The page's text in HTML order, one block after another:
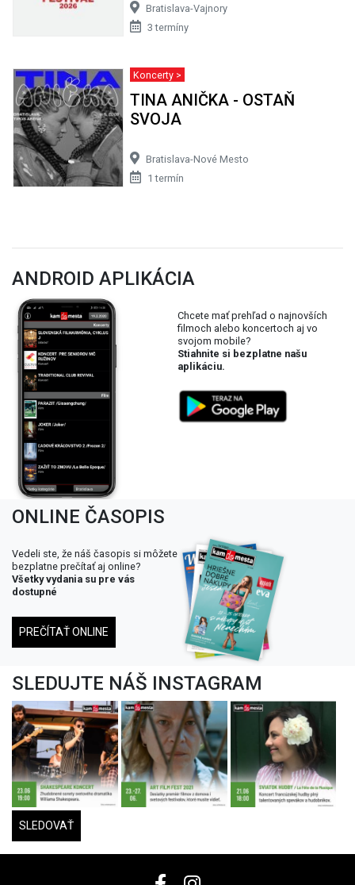
Bratislava-Vajnory
3 termíny
Koncerty >
TINA ANIČKA - OSTAŇ
SVOJA
Bratislava-Nové Mesto
1 termín
ANDROID APLIKÁCIA
Chcete mať prehľad o najnovších
filmoch alebo koncertoch aj vo
svojom mobile?
Stiahnite si bezplatne našu
aplikáciu.
ONLINE ČASOPIS
Vedeli ste, že náš časopis si môžete
bezplatne prečítať aj online?
Všetky vydania su pre vás
dostupné
PREČÍTAŤ ONLINE
SLEDUJTE NÁŠ INSTAGRAM
SLEDOVAŤ